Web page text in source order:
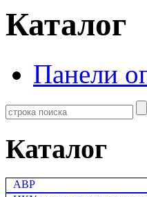
Каталог
Панели
Каталог
АВР